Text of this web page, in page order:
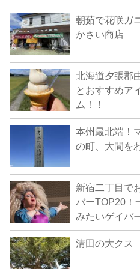
朝茹で花咲ガ
かさい商店
北海道夕張郡
とおすすめア
ム！！
本州最北端！
の町、大間を
新宿二丁目で
バーTOP20！
みたいゲイバ
清田の大クス